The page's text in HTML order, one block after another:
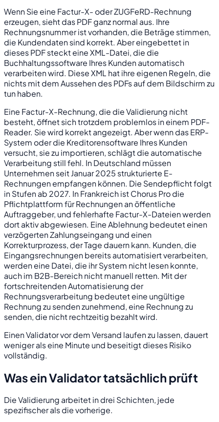
Wenn Sie eine Factur-X- oder ZUGFeRD-Rechnung
erzeugen, sieht das PDF ganz normal aus. Ihre
Rechnungsnummer ist vorhanden, die Beträge stimmen,
die Kundendaten sind korrekt. Aber eingebettet in
dieses PDF steckt eine XML-Datei, die die
Buchhaltungssoftware Ihres Kunden automatisch
verarbeiten wird. Diese XML hat ihre eigenen Regeln, die
nichts mit dem Aussehen des PDFs auf dem Bildschirm zu
tun haben.
Eine Factur-X-Rechnung, die die Validierung nicht
besteht, öffnet sich trotzdem problemlos in einem PDF-
Reader. Sie wird korrekt angezeigt. Aber wenn das ERP-
System oder die Kreditorensoftware Ihres Kunden
versucht, sie zu importieren, schlägt die automatische
Verarbeitung still fehl. In Deutschland müssen
Unternehmen seit Januar 2025 strukturierte E-
Rechnungen empfangen können. Die Sendepflicht folgt
in Stufen ab 2027. In Frankreich ist Chorus Pro die
Pflichtplattform für Rechnungen an öffentliche
Auftraggeber, und fehlerhafte Factur-X-Dateien werden
dort aktiv abgewiesen. Eine Ablehnung bedeutet einen
verzögerten Zahlungseingang und einen
Korrekturprozess, der Tage dauern kann. Kunden, die
Eingangsrechnungen bereits automatisiert verarbeiten,
werden eine Datei, die ihr System nicht lesen konnte,
auch im B2B-Bereich nicht manuell retten. Mit der
fortschreitenden Automatisierung der
Rechnungsverarbeitung bedeutet eine ungültige
Rechnung zu senden zunehmend, eine Rechnung zu
senden, die nicht rechtzeitig bezahlt wird.
Einen Validator vor dem Versand laufen zu lassen, dauert
weniger als eine Minute und beseitigt dieses Risiko
vollständig.
Was ein Validator tatsächlich prüft
Die Validierung arbeitet in drei Schichten, jede
spezifischer als die vorherige.